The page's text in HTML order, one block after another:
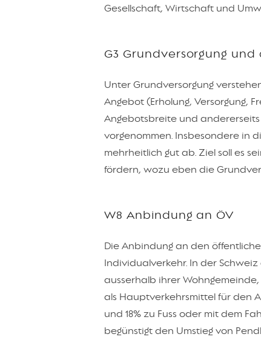
Gesellschaft, Wirtschaft und
G3 Grundversorgung
Unter Grundversorgung
Angebot (Erholung, Versorgung,
Angebotsbreite und
vorgenommen. Insbesondere in
mehrheitlich gut ab. Ziel soll es
fördern, wozu eben die
W8 Anbindung an ÖV
Die Anbindung an den
Individualverkehr. In der Schweiz
ausserhalb ihrer
als Hauptverkehrsmittel für den
und 18% zu Fuss oder mit dem
begünstigt den Umstieg von